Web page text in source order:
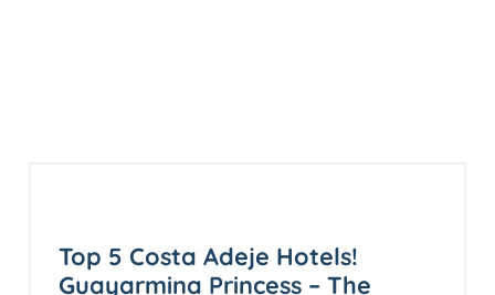
Top 5 Costa Adeje Hotels!
Guayarmina Princess – The